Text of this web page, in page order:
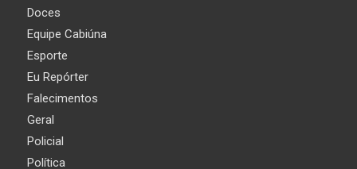
Doces
Equipe Cabiúna
Esporte
Eu Repórter
Falecimentos
Geral
Policial
Política